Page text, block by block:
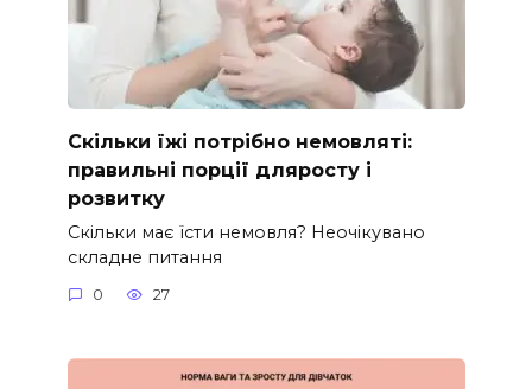
Скільки їжі потрібно немовляті:
правильні порції дляросту і
розвитку
Скільки має їсти немовля? Неочікувано
складне питання
0 27